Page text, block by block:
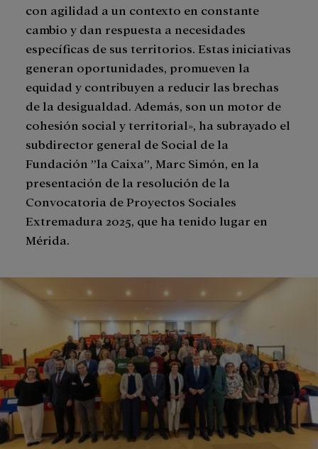
con agilidad a un contexto en constante
cambio y dan respuesta a necesidades
específicas de sus territorios. Estas iniciativas
generan oportunidades, promueven la
equidad y contribuyen a reducir las brechas
de la desigualdad. Además, son un motor de
cohesión social y territorial», ha subrayado el
subdirector general de Social de la
Fundación ”la Caixa”, Marc Simón, en la
presentación de la resolución de la
Convocatoria de Proyectos Sociales
Extremadura 2025, que ha tenido lugar en
Mérida.